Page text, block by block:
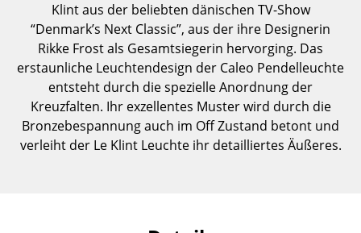
Stehtische & Stehpulte
Kindertische
Gartentische
Servierwagen
Einzelteile
Klint aus der beliebten dänischen TV-Show
“Denmark’s Next Classic”, aus der ihre Designerin
Rikke Frost als Gesamtsiegerin hervorging. Das
erstaunliche Leuchtendesign der Caleo Pendelleuchte
entsteht durch die spezielle Anordnung der
Kreuzfalten. Ihr exzellentes Muster wird durch die
Bronzebespannung auch im Off Zustand betont und
verleiht der Le Klint Leuchte ihr detailliertes Äußeres.